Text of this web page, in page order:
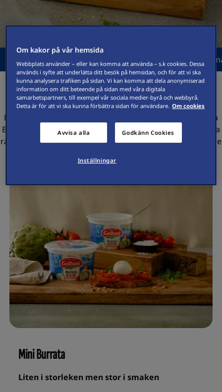
Recept Produktguider Sortiment Beställ
Smakrika nyheter från Galbani
Nu välkomnar vi två smakrika nyheter från Galbani. Pizza
Bianca och Mini Burrata gör det enkelt att skapa moderna
rätter med italiensk känsla, hög kvalitet och ett inbjudande
Mini Burrata
Liten i storleken men stor i smaken
Om kakor på vår hemsida
Webbplats använder – eller kan komma att använda – s.k cookies. Dessa
används i syfte att underlätta ditt besök på hemsidan, och för att vi ska
kunna analysera trafiken på sidan. Vi kan komma att dela anonymiserad
information om ditt beteende på sidan med våra digitala
samarbetspartners, till exempel vår sociala medier-byrå och webbyrå.
Detta är för att vi ska kunna förbättra sidan för användare. Om cookies
Avvisa alla Godkänn Cookies
Inställningar